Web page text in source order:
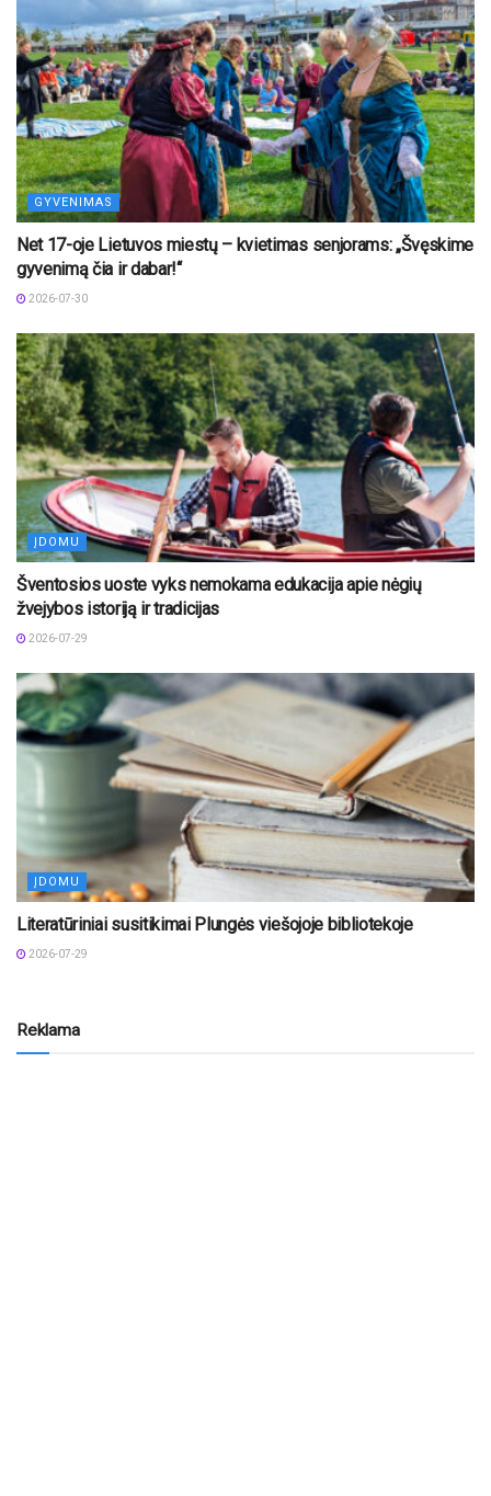
GYVENIMAS
Net 17-oje Lietuvos miestų – kvietimas senjorams: „Švęskime
gyvenimą čia ir dabar!“
2026-07-30
ĮDOMU
Šventosios uoste vyks nemokama edukacija apie nėgių
žvejybos istoriją ir tradicijas
2026-07-29
ĮDOMU
Literatūriniai susitikimai Plungės viešojoje bibliotekoje
2026-07-29
Reklama